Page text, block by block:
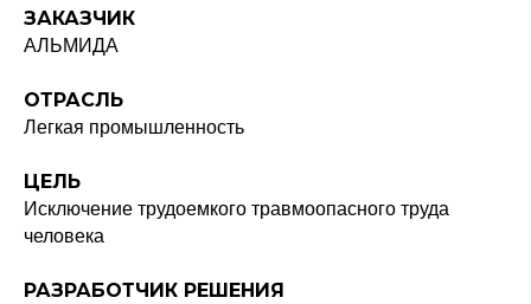
ЗАКАЗЧИК
АЛЬМИДА
ОТРАСЛЬ
Легкая промышленность
ЦЕЛЬ
Исключение трудоемкого травмоопасного труда
человека
РАЗРАБОТЧИК РЕШЕНИЯ